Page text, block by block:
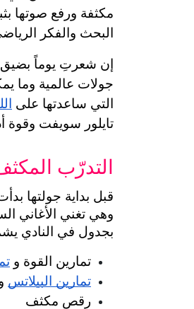
البحث والفكر
التي ساعدتها على
تايلور سويفت وقوة
التدرّب
بجدول في النادي
تمارين القوة و
تمارين البيلاتس
رقص مكثف